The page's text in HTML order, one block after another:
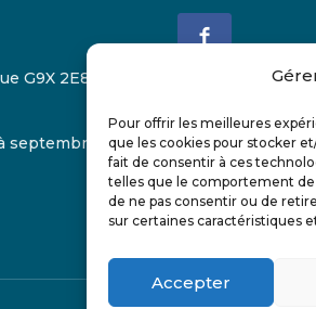
Pour offrir les meilleures
que les cookies pour stocker
fait de consentir à ces
telles que le comportement de
de ne pas consentir ou de
sur certaines caractéristiques
Accepter
G9X 2E8
septembre) :
nous sur les
connaître de